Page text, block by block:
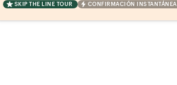
SKIP THE LINE TOUR CONFIRMACIÓN INSTANTÁNEA